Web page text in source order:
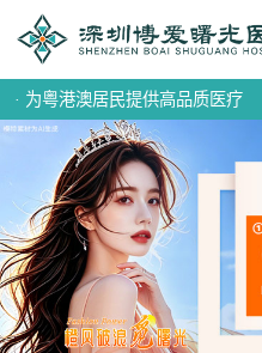
· 为粤港澳居民提供高品质医疗